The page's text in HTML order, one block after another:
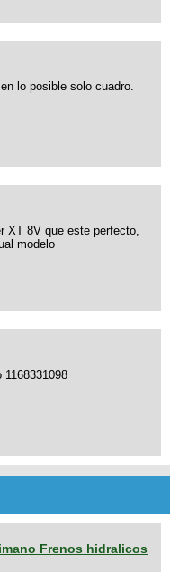
lo posible solo cuadro.
XT 8V que este perfecto,
modelo
Frenos hidralicos